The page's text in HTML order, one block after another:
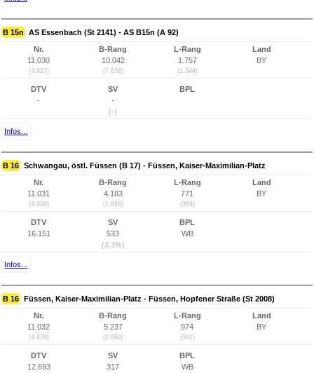
B 15n AS Essenbach (St 2141) - AS B15n (A 92)
Nr.
11.030
(4.827)
B-Rang
10.042
(7.638)
L-Rang
1.757
(1.344)
Land
BY
DTV
-
SV
-
(-)
BPL
Infos...
B 16 Schwangau, östl. Füssen (B 17) - Füssen, Kaiser-Maximilian-Platz
Nr.
11.031
(4.828)
B-Rang
4.183
(1.848)
L-Rang
771
(364)
Land
BY
DTV
16.151
SV
533
(3,3%)
BPL
WB
Infos...
B 16 Füssen, Kaiser-Maximilian-Platz - Füssen, Hopfener Straße (St 2008)
Nr.
11.032
(4.829)
B-Rang
5.237
(2.869)
L-Rang
974
(561)
Land
BY
DTV
12.693
SV
317
BPL
WB